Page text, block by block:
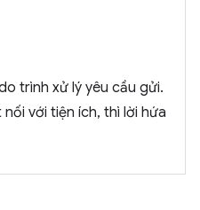
trình xử lý yêu cầu gửi.
với tiện ích, thì lời hứa